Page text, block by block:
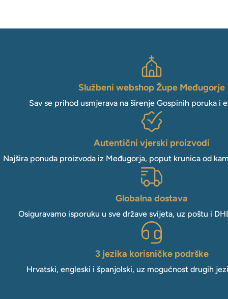
Službeni webshop Župe Međugorje
Sav se prihod usmjerava na širenje Gospinih poruka i
Autentični vjerski proizvodi
Najšira ponuda proizvoda iz Međugorja, poput krunica od
Globalna dostava
Osiguravamo isporuku u sve države svijeta, uz poštu i
3 jezika korisničke podrške
Hrvatski, engleski i španjolski, uz mogućnost drugih